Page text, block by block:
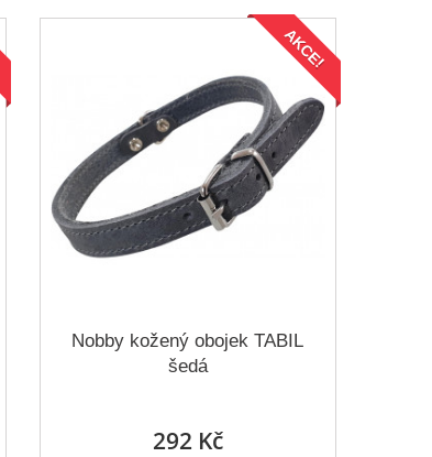
AKCE!
Nobby kožený obojek TABIL
šedá
292 Kč